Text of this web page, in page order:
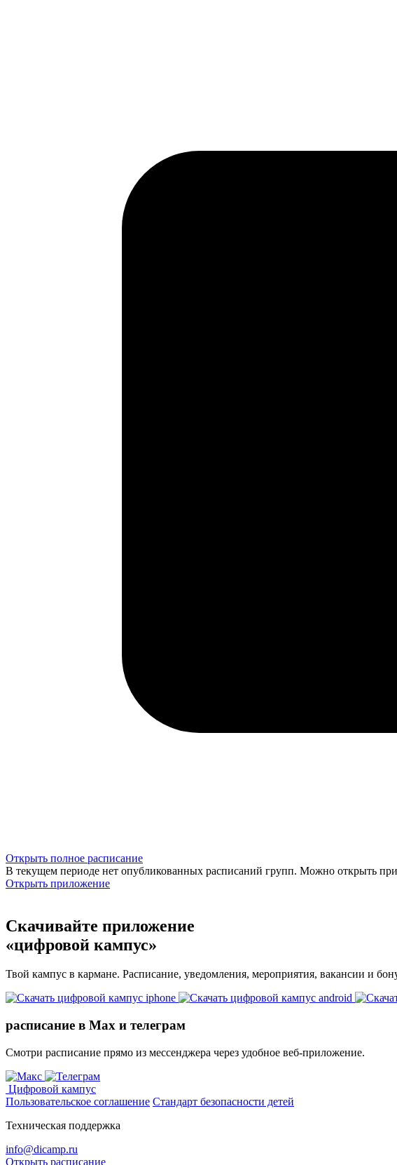
Открыть полное расписание
В текущем периоде нет опубликованных расписаний групп. Можно открыть
Открыть приложение
Скачивайте приложение
«цифровой кампус»
Твой кампус в кармане. Расписание, уведомления, мероприятия, вакансии и
расписание в Max и телеграм
Смотри расписание прямо из мессенджера через удобное веб‑приложение.
Цифровой кампус
Пользовательское соглашение Стандарт безопасности детей
Техническая поддержка
info@dicamp.ru
Открыть расписание